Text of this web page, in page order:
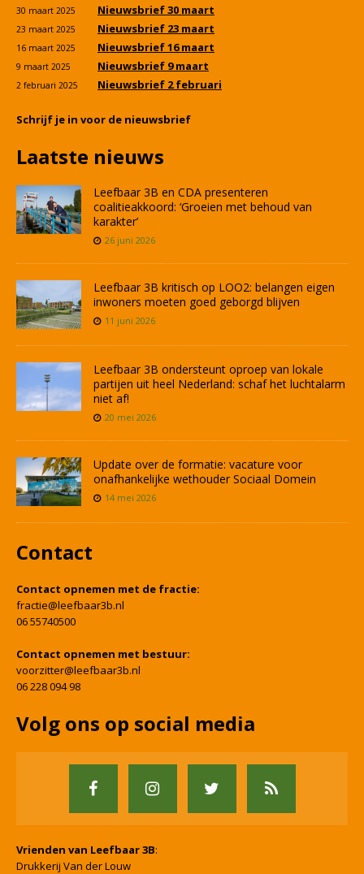
30 maart 2025 Nieuwsbrief 30 maart
23 maart 2025 Nieuwsbrief 23 maart
16 maart 2025 Nieuwsbrief 16 maart
9 maart 2025 Nieuwsbrief 9 maart
2 februari 2025 Nieuwsbrief 2 februari
Schrijf je in voor de nieuwsbrief
Laatste nieuws
Leefbaar 3B en CDA presenteren
coalitieakkoord: ‘Groeien met behoud van
karakter’
26 juni 2026
Leefbaar 3B kritisch op LOO2: belangen eigen
inwoners moeten goed geborgd blijven
11 juni 2026
Leefbaar 3B ondersteunt oproep van lokale
partijen uit heel Nederland: schaf het luchtalarm
niet af!
20 mei 2026
Update over de formatie: vacature voor
onafhankelijke wethouder Sociaal Domein
14 mei 2026
Contact
Contact opnemen met de fractie:
fractie@leefbaar3b.nl
06 55740500
Contact opnemen met bestuur:
voorzitter@leefbaar3b.nl
06 228 094 98
Volg ons op social media
Vrienden van Leefbaar 3B:
Drukkerij Van der Louw